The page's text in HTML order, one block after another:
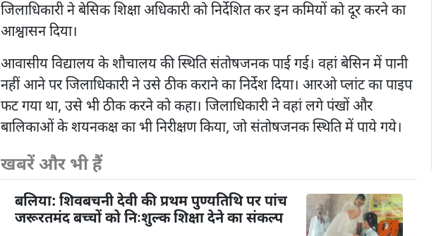
जिलाधिकारी ने बेसिक शिक्षा अधिकारी को निर्देशित कर इन कमियों को दूर करने का
आश्वासन दिया।
आवासीय विद्यालय के शौचालय की स्थिति संतोषजनक पाई गई। वहां बेसिन में पानी
नहीं आने पर जिलाधिकारी ने उसे ठीक कराने का निर्देश दिया। आरओ प्लांट का पाइप
फट गया था, उसे भी ठीक करने को कहा। जिलाधिकारी ने वहां लगे पंखों और
बालिकाओं के शयनकक्ष का भी निरीक्षण किया, जो संतोषजनक स्थिति में पाये गये।
खबरें और भी हैं
बलिया: शिवबचनी देवी की प्रथम पुण्यतिथि पर पांच
जरूरतमंद बच्चों को निःशुल्क शिक्षा देने का संकल्प